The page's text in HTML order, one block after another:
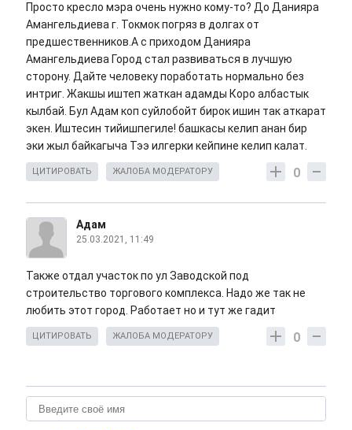
Просто кресло мэра очень нужно кому-то? До Данияра
Амангельдиева г. Токмок погряз в долгах от
предшественников.А с приходом Данияра
Амангельдиева Город стал развиваться в лучшую
сторону. Дайте человеку поработать нормально без
интриг. Жакшы иштеп жаткан адамды Коро албастык
кылбай. Бул Адам коп суйлобойт бирок ишин так аткарат
экен. Иштесин тийишпегиле! башкасы келип анан бир
эки жыл байкагыча Тээ илгерки кейпине келип калат.
0
ЦИТИРОВАТЬ ЖАЛОБА МОДЕРАТОРУ
Адам
25.03.2021, 11:49
Также отдал участок по ул Заводской под
строительство торгового комплекса. Надо же так не
любить этот город. Работает но и тут же гадит
0
ЦИТИРОВАТЬ ЖАЛОБА МОДЕРАТОРУ